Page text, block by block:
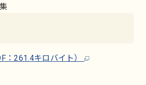
：261.4キロバイト）